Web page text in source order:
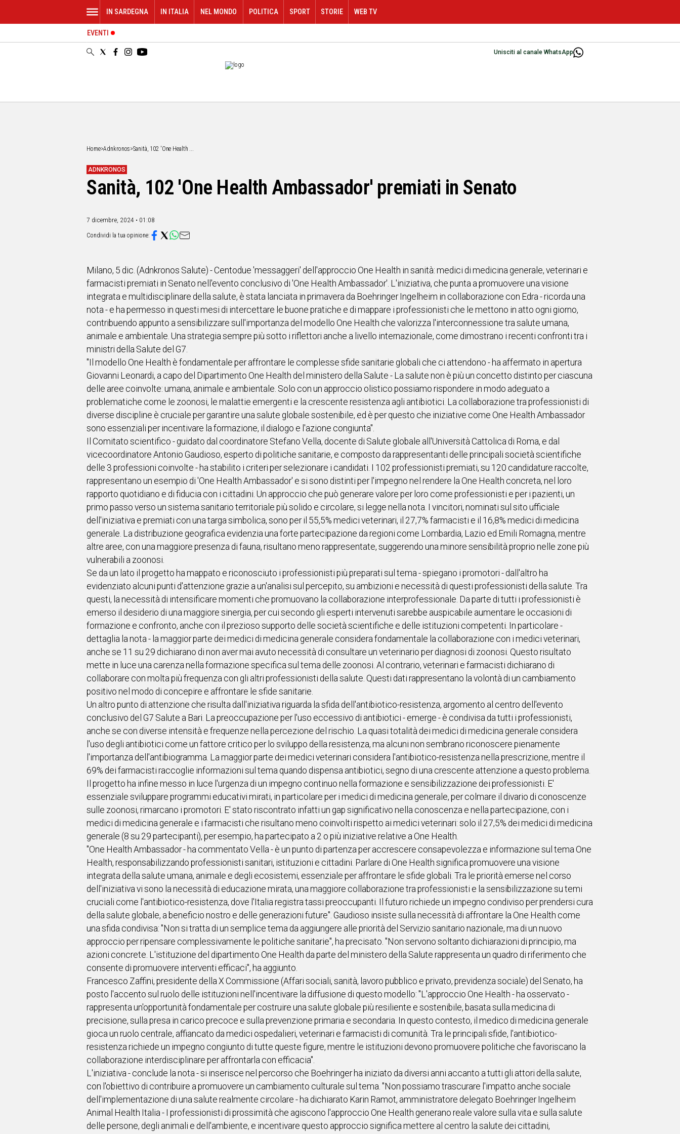
ORISTANO
Vai
Unisciti al canale WhatsApp
IN SARDEGNA IN ITALIA NEL MONDO POLITICA SPORT STORIE WEB TV
EVENTI
Home>Adnkronos>Sanità, 102 'One Health ...
ADNKRONOS
Sanità, 102 'One Health Ambassador' premiati in Senato
7 dicembre, 2024 • 01:08
Milano, 5 dic. (Adnkronos Salute) - Centodue 'messaggeri' dell'approccio One Health in sanità: medici di medicina generale, veterinari e
farmacisti premiati in Senato nell'evento conclusivo di 'One Health Ambassador'. L'iniziativa, che punta a promuovere una visione
integrata e multidisciplinare della salute, è stata lanciata in primavera da Boehringer Ingelheim in collaborazione con Edra - ricorda una
nota - e ha permesso in questi mesi di intercettare le buone pratiche e di mappare i professionisti che le mettono in atto ogni giorno,
contribuendo appunto a sensibilizzare sull'importanza del modello One Health che valorizza l'interconnessione tra salute umana,
animale e ambientale. Una strategia sempre più sotto i riflettori anche a livello internazionale, come dimostrano i recenti confronti tra i
ministri della Salute del G7.
"Il modello One Health è fondamentale per affrontare le complesse sfide sanitarie globali che ci attendono - ha affermato in apertura
Giovanni Leonardi, a capo del Dipartimento One Health del ministero della Salute - La salute non è più un concetto distinto per ciascuna
delle aree coinvolte: umana, animale e ambientale. Solo con un approccio olistico possiamo rispondere in modo adeguato a
problematiche come le zoonosi, le malattie emergenti e la crescente resistenza agli antibiotici. La collaborazione tra professionisti di
diverse discipline è cruciale per garantire una salute globale sostenibile, ed è per questo che iniziative come One Health Ambassador
sono essenziali per incentivare la formazione, il dialogo e l'azione congiunta".
Il Comitato scientifico - guidato dal coordinatore Stefano Vella, docente di Salute globale all'Università Cattolica di Roma, e dal
vicecoordinatore Antonio Gaudioso, esperto di politiche sanitarie, e composto da rappresentanti delle principali società scientifiche
delle 3 professioni coinvolte - ha stabilito i criteri per selezionare i candidati. I 102 professionisti premiati, su 120 candidature raccolte,
rappresentano un esempio di 'One Health Ambassador' e si sono distinti per l'impegno nel rendere la One Health concreta, nel loro
rapporto quotidiano e di fiducia con i cittadini. Un approccio che può generare valore per loro come professionisti e per i pazienti, un
primo passo verso un sistema sanitario territoriale più solido e circolare, si legge nella nota. I vincitori, nominati sul sito ufficiale
dell'iniziativa e premiati con una targa simbolica, sono per il 55,5% medici veterinari, il 27,7% farmacisti e il 16,8% medici di medicina
generale. La distribuzione geografica evidenzia una forte partecipazione da regioni come Lombardia, Lazio ed Emili Romagna, mentre
altre aree, con una maggiore presenza di fauna, risultano meno rappresentate, suggerendo una minore sensibilità proprio nelle zone più
vulnerabili a zoonosi.
Se da un lato il progetto ha mappato e riconosciuto i professionisti più preparati sul tema - spiegano i promotori - dall'altro ha
evidenziato alcuni punti d'attenzione grazie a un'analisi sul percepito, su ambizioni e necessità di questi professionisti della salute. Tra
questi, la necessità di intensificare momenti che promuovano la collaborazione interprofessionale. Da parte di tutti i professionisti è
emerso il desiderio di una maggiore sinergia, per cui secondo gli esperti intervenuti sarebbe auspicabile aumentare le occasioni di
formazione e confronto, anche con il prezioso supporto delle società scientifiche e delle istituzioni competenti. In particolare -
dettaglia la nota - la maggior parte dei medici di medicina generale considera fondamentale la collaborazione con i medici veterinari,
anche se 11 su 29 dichiarano di non aver mai avuto necessità di consultare un veterinario per diagnosi di zoonosi. Questo risultato
mette in luce una carenza nella formazione specifica sul tema delle zoonosi. Al contrario, veterinari e farmacisti dichiarano di
collaborare con molta più frequenza con gli altri professionisti della salute. Questi dati rappresentano la volontà di un cambiamento
positivo nel modo di concepire e affrontare le sfide sanitarie.
Un altro punto di attenzione che risulta dall'iniziativa riguarda la sfida dell'antibiotico-resistenza, argomento al centro dell'evento
conclusivo del G7 Salute a Bari. La preoccupazione per l'uso eccessivo di antibiotici - emerge - è condivisa da tutti i professionisti,
anche se con diverse intensità e frequenze nella percezione del rischio. La quasi totalità dei medici di medicina generale considera
l'uso degli antibiotici come un fattore critico per lo sviluppo della resistenza, ma alcuni non sembrano riconoscere pienamente
l'importanza dell'antibiogramma. La maggior parte dei medici veterinari considera l'antibiotico-resistenza nella prescrizione, mentre il
69% dei farmacisti raccoglie informazioni sul tema quando dispensa antibiotici, segno di una crescente attenzione a questo problema.
Il progetto ha infine messo in luce l'urgenza di un impegno continuo nella formazione e sensibilizzazione dei professionisti. E'
essenziale sviluppare programmi educativi mirati, in particolare per i medici di medicina generale, per colmare il divario di conoscenze
sulle zoonosi, rimarcano i promotori. E' stato riscontrato infatti un gap significativo nella conoscenza e nella partecipazione, con i
medici di medicina generale e i farmacisti che risultano meno coinvolti rispetto ai medici veterinari: solo il 27,5% dei medici di medicina
generale (8 su 29 partecipanti), per esempio, ha partecipato a 2 o più iniziative relative a One Health.
"One Health Ambassador - ha commentato Vella - è un punto di partenza per accrescere consapevolezza e informazione sul tema One
Health, responsabilizzando professionisti sanitari, istituzioni e cittadini. Parlare di One Health significa promuovere una visione
integrata della salute umana, animale e degli ecosistemi, essenziale per affrontare le sfide globali. Tra le priorità emerse nel corso
dell'iniziativa vi sono la necessità di educazione mirata, una maggiore collaborazione tra professionisti e la sensibilizzazione su temi
cruciali come l'antibiotico-resistenza, dove l'Italia registra tassi preoccupanti. Il futuro richiede un impegno condiviso per prendersi cura
della salute globale, a beneficio nostro e delle generazioni future". Gaudioso insiste sulla necessità di affrontare la One Health come
una sfida condivisa: "Non si tratta di un semplice tema da aggiungere alle priorità del Servizio sanitario nazionale, ma di un nuovo
approccio per ripensare complessivamente le politiche sanitarie", ha precisato. "Non servono soltanto dichiarazioni di principio, ma
azioni concrete. L'istituzione del dipartimento One Health da parte del ministero della Salute rappresenta un quadro di riferimento che
consente di promuovere interventi efficaci", ha aggiunto.
Francesco Zaffini, presidente della X Commissione (Affari sociali, sanità, lavoro pubblico e privato, previdenza sociale) del Senato, ha
posto l'accento sul ruolo delle istituzioni nell'incentivare la diffusione di questo modello: "L'approccio One Health - ha osservato -
rappresenta un'opportunità fondamentale per costruire una salute globale più resiliente e sostenibile, basata sulla medicina di
precisione, sulla presa in carico precoce e sulla prevenzione primaria e secondaria. In questo contesto, il medico di medicina generale
gioca un ruolo centrale, affiancato da medici ospedalieri, veterinari e farmacisti di comunità. Tra le principali sfide, l'antibiotico-
resistenza richiede un impegno congiunto di tutte queste figure, mentre le istituzioni devono promuovere politiche che favoriscano la
collaborazione interdisciplinare per affrontarla con efficacia".
L'iniziativa - conclude la nota - si inserisce nel percorso che Boehringer ha iniziato da diversi anni accanto a tutti gli attori della salute,
con l'obiettivo di contribuire a promuovere un cambiamento culturale sul tema. "Non possiamo trascurare l'impatto anche sociale
dell'implementazione di una salute realmente circolare - ha dichiarato Karin Ramot, amministratore delegato Boehringer Ingelheim
Animal Health Italia - I professionisti di prossimità che agiscono l'approccio One Health generano reale valore sulla vita e sulla salute
delle persone, degli animali e dell'ambiente, e incentivare questo approccio significa mettere al centro la salute dei cittadini,